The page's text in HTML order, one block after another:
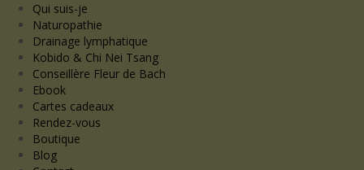
Qui suis-je
Naturopathie
Drainage lymphatique
Kobido & Chi Nei Tsang
Conseillère Fleur de Bach
Ebook
Cartes cadeaux
Rendez-vous
Boutique
Blog